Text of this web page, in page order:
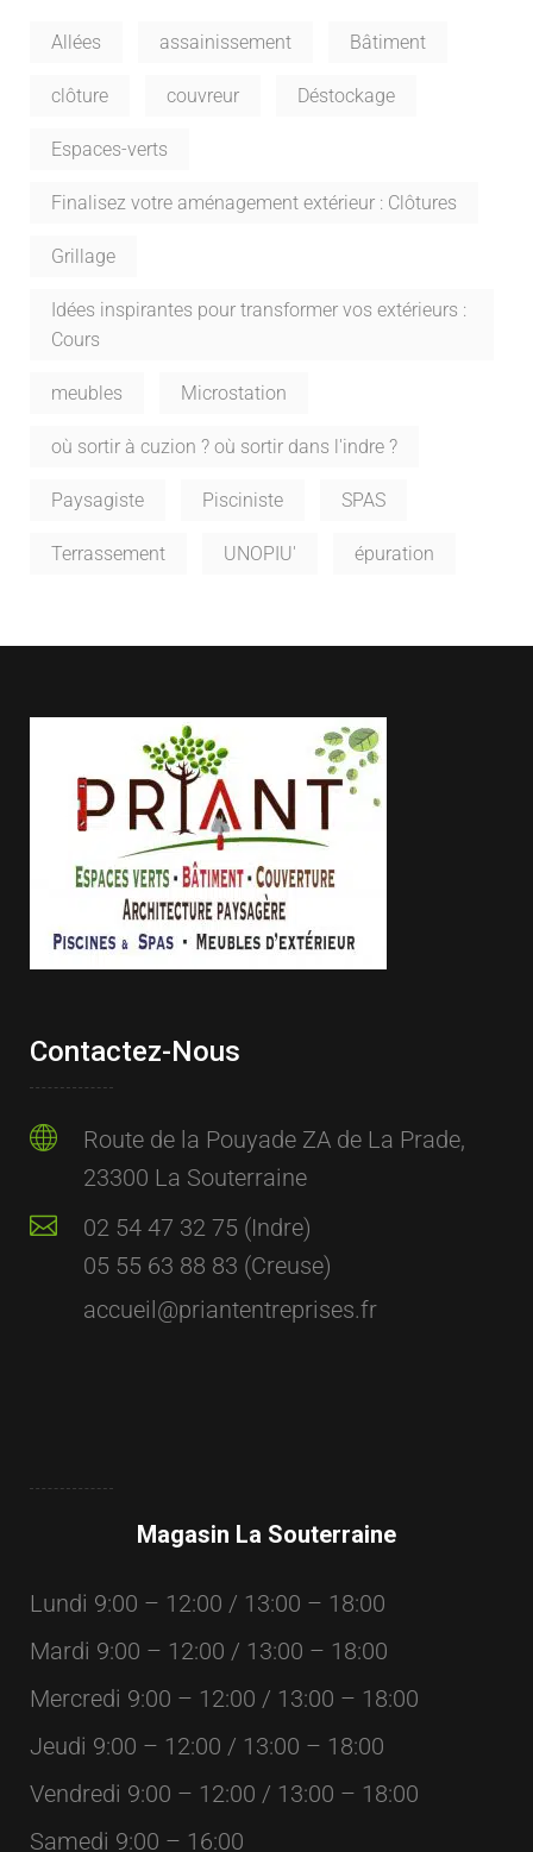
Allées assainissement Bâtiment
clôture couvreur Déstockage
Espaces-verts
Finalisez votre aménagement extérieur : Clôtures
Grillage
Idées inspirantes pour transformer vos extérieurs :
Cours
meubles Microstation
où sortir à cuzion ? où sortir dans l'indre ?
Paysagiste Pisciniste SPAS
Terrassement UNOPIU' épuration
Contactez-Nous
Route de la Pouyade ZA de La Prade,
23300 La Souterraine
02 54 47 32 75 (Indre)
05 55 63 88 83 (Creuse)
accueil@priantentreprises.fr
Magasin La Souterraine
Lundi 9:00 – 12:00 / 13:00 – 18:00
Mardi 9:00 – 12:00 / 13:00 – 18:00
Mercredi 9:00 – 12:00 / 13:00 – 18:00
Jeudi 9:00 – 12:00 / 13:00 – 18:00
Vendredi 9:00 – 12:00 / 13:00 – 18:00
Samedi 9:00 – 16:00